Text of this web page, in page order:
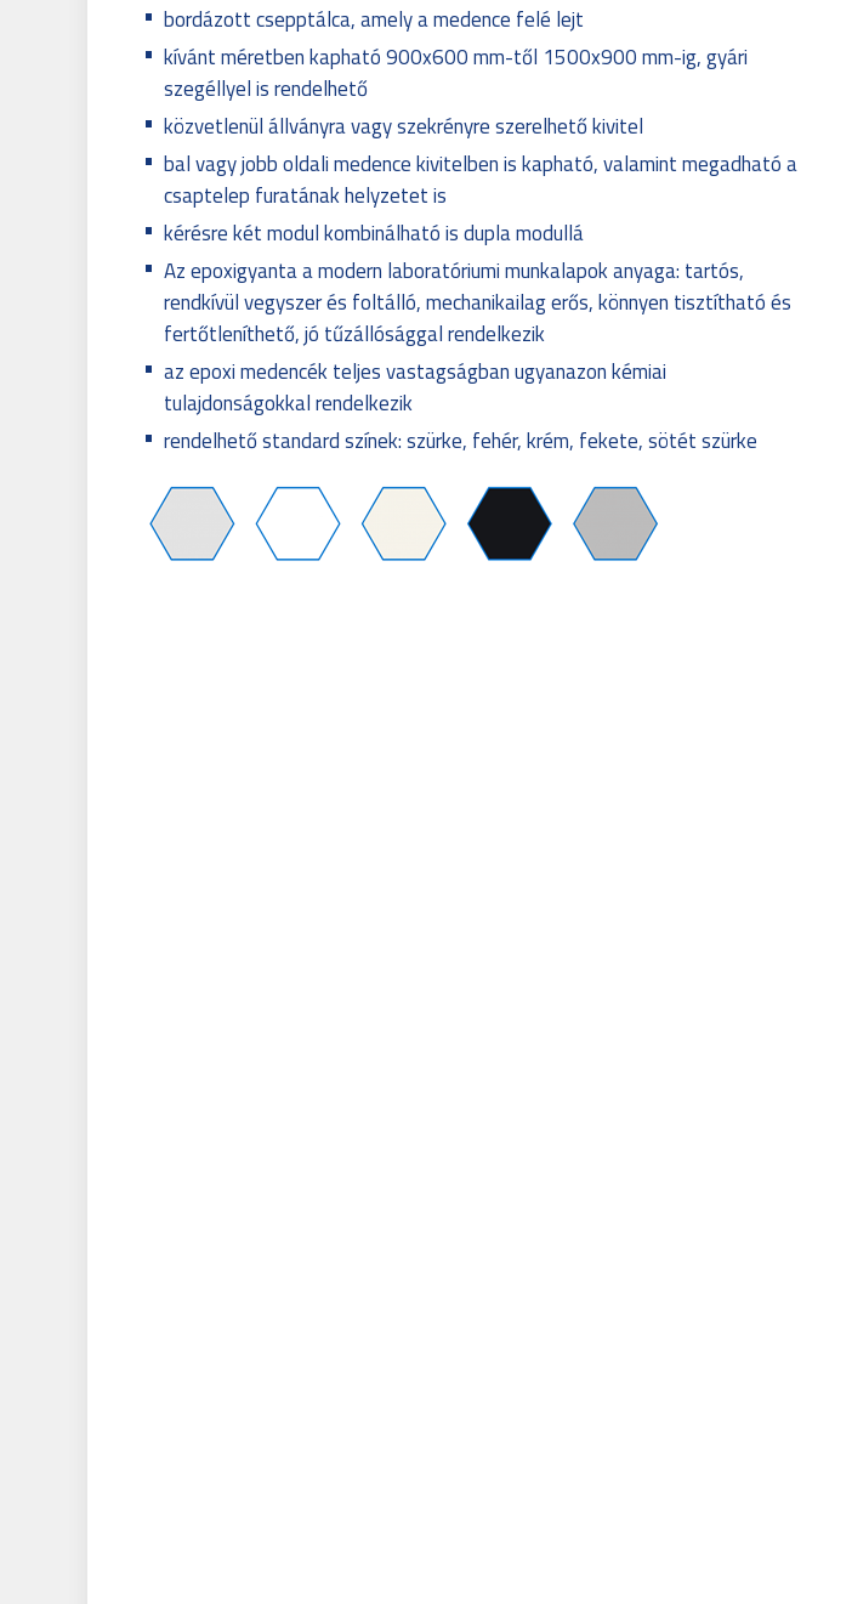
bordázott csepptálca, amely a medence felé lejt
kívánt méretben kapható 900x600 mm-től 1500x900 mm-ig, gyári
szegéllyel is rendelhető
közvetlenül állványra vagy szekrényre szerelhető kivitel
bal vagy jobb oldali medence kivitelben is kapható, valamint megadható a
csaptelep furatának helyzetet is
kérésre két modul kombinálható is dupla modullá
Az epoxigyanta a modern laboratóriumi munkalapok anyaga: tartós,
rendkívül vegyszer és foltálló, mechanikailag erős, könnyen tisztítható és
fertőtleníthető, jó tűzállósággal rendelkezik
az epoxi medencék teljes vastagságban ugyanazon kémiai
tulajdonságokkal rendelkezik
rendelhető standard színek: szürke, fehér, krém, fekete, sötét szürke